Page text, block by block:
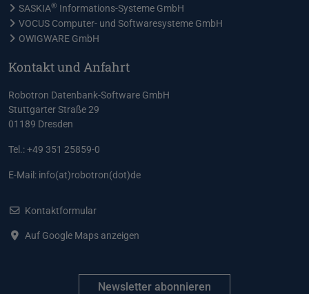
SASKIA® Informations-Systeme GmbH
VOCUS Computer- und Softwaresysteme GmbH
OWIGWARE GmbH
Kontakt und Anfahrt
Robotron Datenbank-Software GmbH
Stuttgarter Straße 29
01189 Dresden
Tel.: +49 351 25859-0
E-Mail: info(at)robotron(dot)de
Kontaktformular
Auf Google Maps anzeigen
Newsletter abonnieren